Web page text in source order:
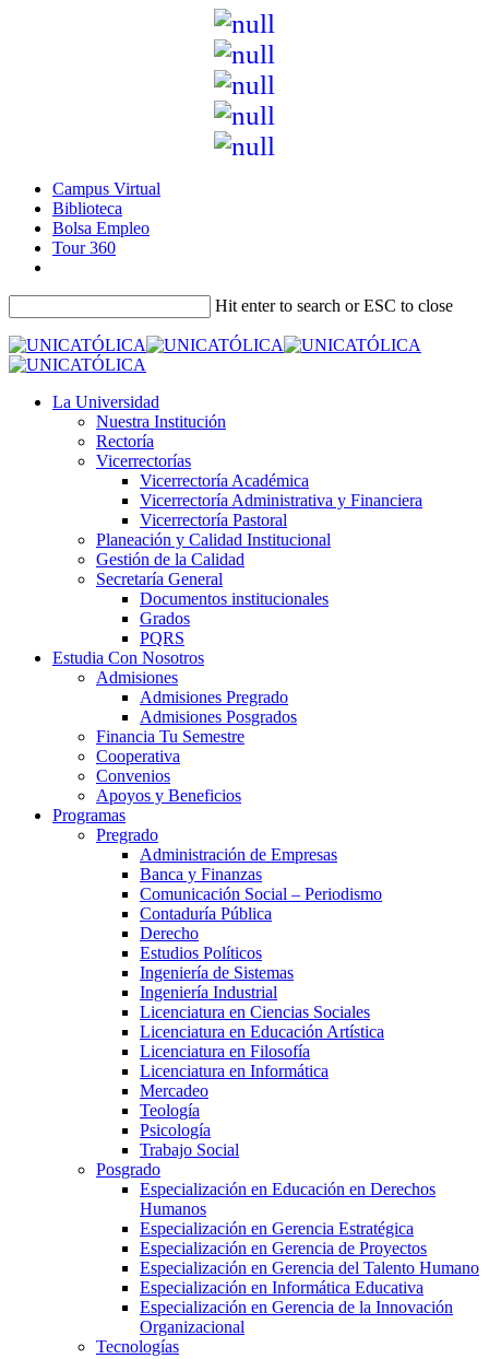
Campus Virtual
Biblioteca
Bolsa Empleo
Tour 360
Hit enter to search or ESC to close
La Universidad
Nuestra Institución
Rectoría
Vicerrectorías
Vicerrectoría Académica
Vicerrectoría Administrativa y Financiera
Vicerrectoría Pastoral
Planeación y Calidad Institucional
Gestión de la Calidad
Secretaría General
Documentos institucionales
Grados
PQRS
Estudia Con Nosotros
Admisiones
Admisiones Pregrado
Admisiones Posgrados
Financia Tu Semestre
Cooperativa
Convenios
Apoyos y Beneficios
Programas
Pregrado
Administración de Empresas
Banca y Finanzas
Comunicación Social – Periodismo
Contaduría Pública
Derecho
Estudios Políticos
Ingeniería de Sistemas
Ingeniería Industrial
Licenciatura en Ciencias Sociales
Licenciatura en Educación Artística
Licenciatura en Filosofía
Licenciatura en Informática
Mercadeo
Teología
Psicología
Trabajo Social
Posgrado
Especialización en Educación en Derechos
Humanos
Especialización en Gerencia Estratégica
Especialización en Gerencia de Proyectos
Especialización en Gerencia del Talento Humano
Especialización en Informática Educativa
Especialización en Gerencia de la Innovación
Organizacional
Tecnologías